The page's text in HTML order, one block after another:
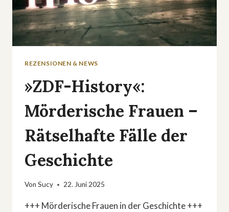
REZENSIONEN & NEWS
»ZDF-History«:
Mörderische Frauen –
Rätselhafte Fälle der
Geschichte
Von Sucy 22. Juni 2025
+++ Mörderische Frauen in der Geschichte +++